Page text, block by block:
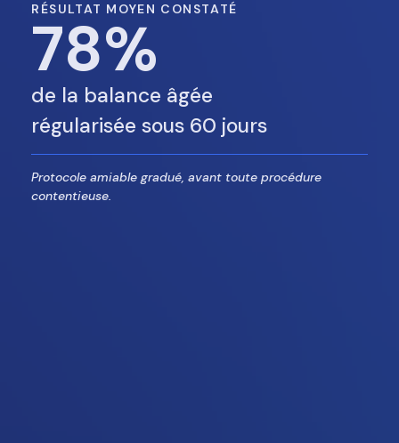
RÉSULTAT MOYEN CONSTATÉ
78%
de la balance âgée
régularisée sous 60 jours
Protocole amiable gradué, avant toute procédure
contentieuse.